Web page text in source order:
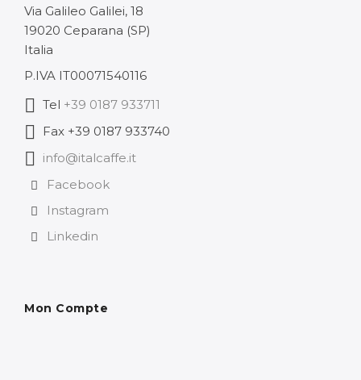
116,53 €
Via Galileo Galilei, 18
19020 Ceparana (SP)
Italia
P.IVA IT00071540116
Tel +39 0187 933711
Fax +39 0187 933740
info@italcaffe.it
Facebook
Instagram
Linkedin
Mon Compte